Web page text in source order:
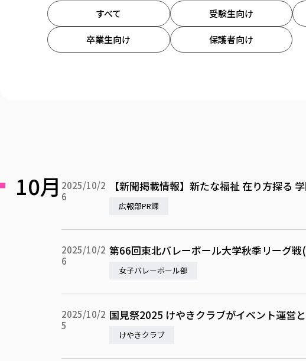
すべて 受験生向け
卒業生向け 保護者向け
10月 2025/10/2
6
【新聞掲載情報】新たな福祉 在り方探る
広報部PR課
2025/10/2
6
第66回東北バレーボール大学秋季リーグ戦
女子バレーボール部
2025/10/2
5
国見祭2025 けやきクラブがイベント運営
けやきクラブ